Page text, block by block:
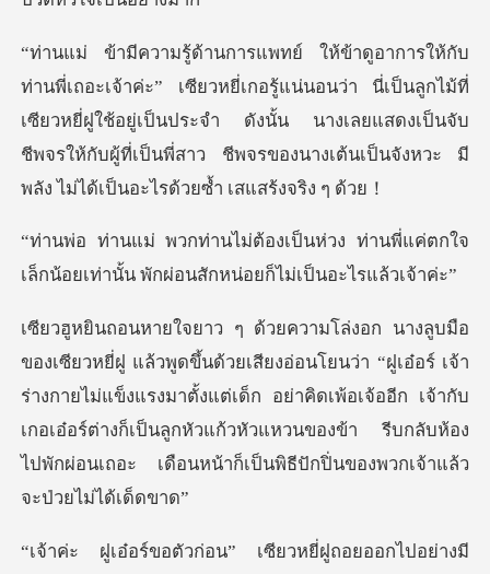
น่นอนว่า นี่เป็นลูกไม้ที่
เซียวหยี่ฝูใช้อยู่เป็นประจำ ดังนั้น นางเลยแสดงเป็นจับ
ชีพจรให้กับ
วง ท่านพี่แค่ตกใจ
เล็กน้อยเท่านั้น พัก
เอ๋อร์ เจ้า
ร่างกายไม่แข็งแรงมาตั้งแต่เด็ก อย่าคิดเพ้อเจ้ออีก เจ้ากับ
เกอเอ๋อร์ต่างก็เป็นลูกหัวแก้วห
ัวก่อน” เซียวหยี่ฝูถ